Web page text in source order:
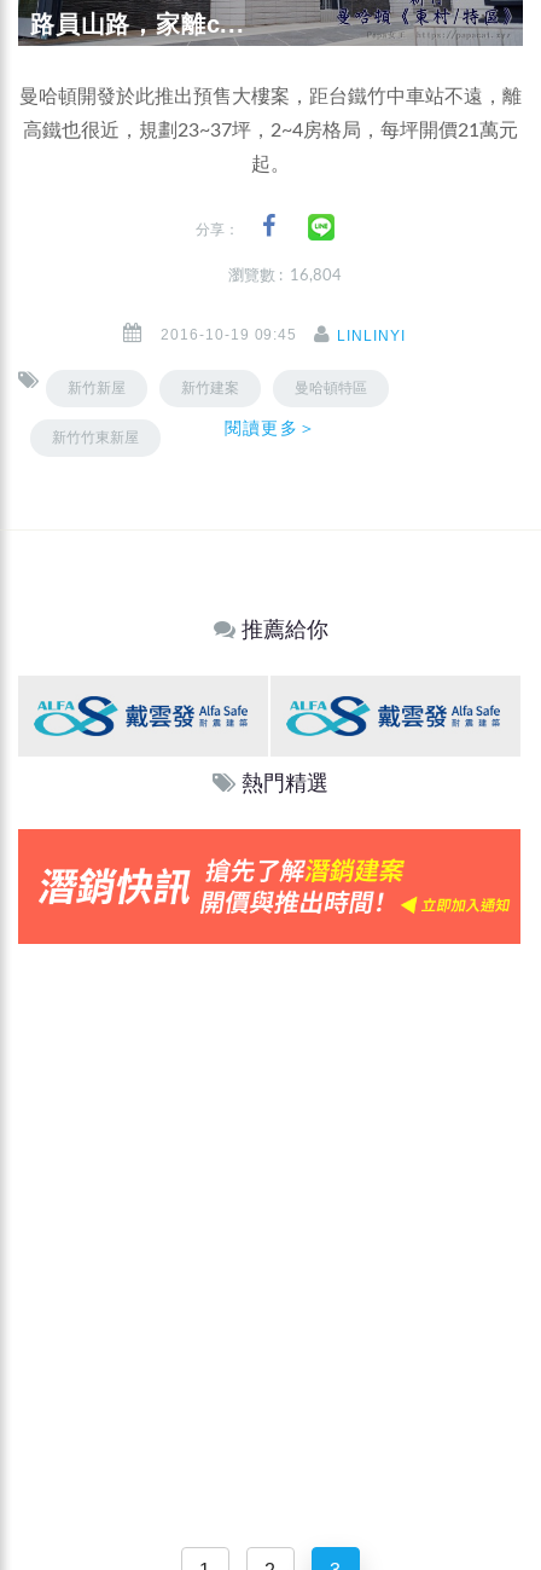
路員山路，家離c...
曼哈頓開發於此推出預售大樓案，距台鐵竹中車站不遠，離
高鐵也很近，規劃23~37坪，2~4房格局，每坪開價21萬元
起。
分享：
瀏覽數 : 16,804
2016-10-19 09:45 LINLINYI
新竹新屋 新竹建案 曼哈頓特區
新竹竹東新屋 閱讀更多＞
推薦給你
熱門精選